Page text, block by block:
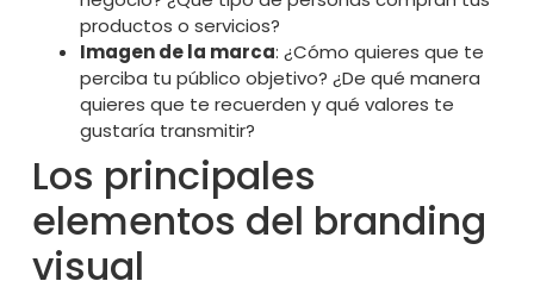
productos o servicios?
Imagen de la marca: ¿Cómo quieres que te
perciba tu público objetivo? ¿De qué manera
quieres que te recuerden y qué valores te
gustaría transmitir?
Los principales
elementos del branding
visual